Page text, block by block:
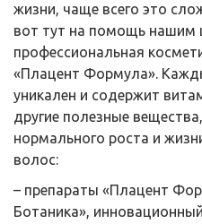
жизни, чаще всего это
вот тут на помощь нашим
профессиональная
«Плацент Формула».
уникален и содержит
другие полезные
нормального роста и
волос:
– препараты «Плацент
Ботаника»,